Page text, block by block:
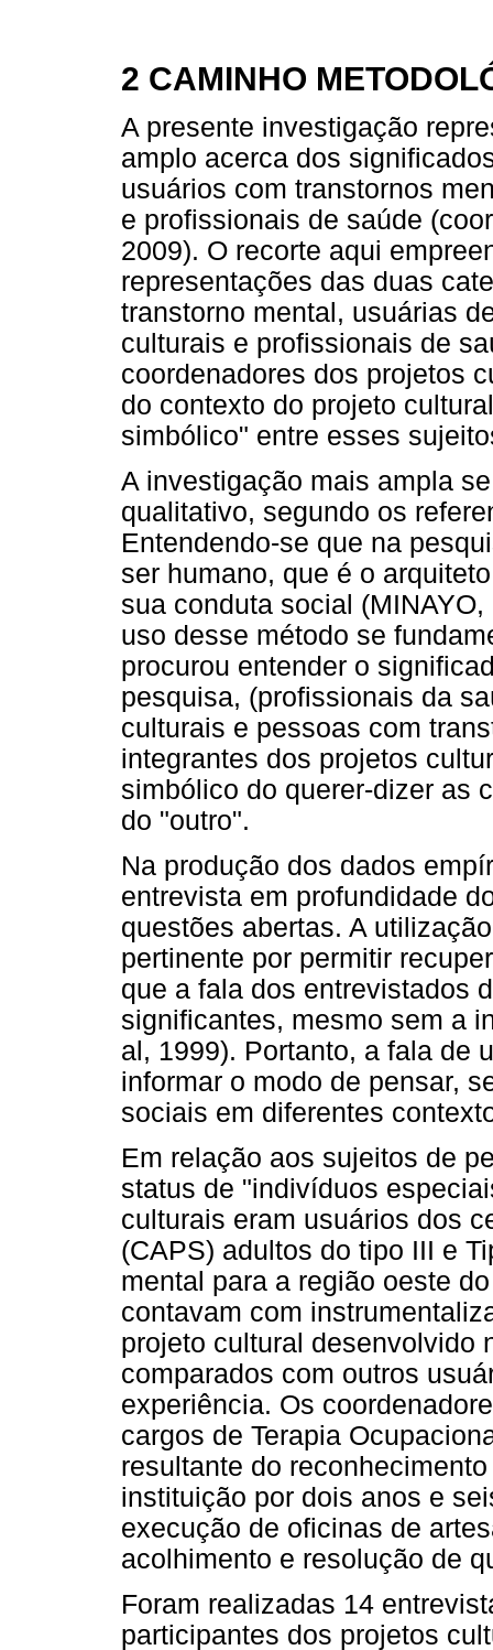
2 CAMINHO
A presente investigação
amplo acerca dos
usuários com transtornos
e profissionais de saúde
2009). O recorte aqui
representações das duas
transtorno mental, usuárias
culturais e profissionais de
coordenadores dos projetos
do contexto do projeto
simbólico" entre esses
A investigação mais ampla
qualitativo, segundo os
Entendendo-se que na
ser humano, que é o
sua conduta social
uso desse método se
procurou entender o
pesquisa, (profissionais da
culturais e pessoas com
integrantes dos projetos
simbólico do querer-dizer as
do "outro".
Na produção dos dados
entrevista em profundidade
questões abertas. A
pertinente por permitir
que a fala dos entrevistados
significantes, mesmo sem a
al, 1999). Portanto, a fala de
informar o modo de pensar,
sociais em diferentes
Em relação aos sujeitos de
status de "indivíduos
culturais eram usuários dos
(CAPS) adultos do tipo III e
mental para a região oeste
contavam com
projeto cultural desenvolvido
comparados com outros
experiência. Os
cargos de Terapia
resultante do
instituição por dois anos e
execução de oficinas de
acolhimento e resolução de
Foram realizadas 14
participantes dos projetos